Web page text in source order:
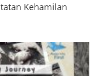
Kehamilan